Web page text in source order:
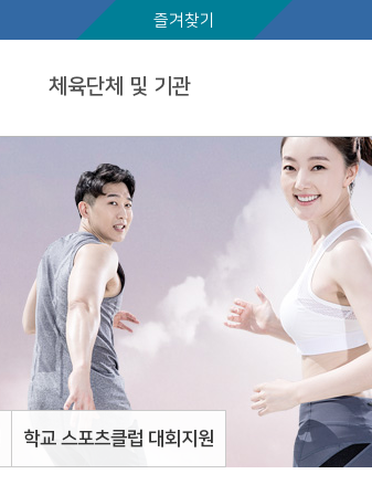
즐겨찾기
체육단체 및 기관
학교 스포츠클럽 대회지원